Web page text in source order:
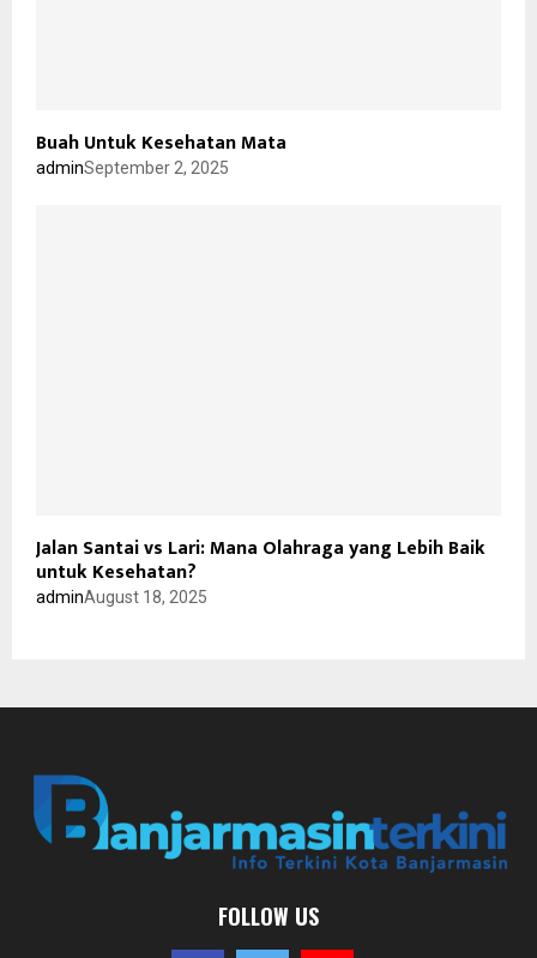
Buah Untuk Kesehatan Mata
adminSeptember 2, 2025
Jalan Santai vs Lari: Mana Olahraga yang Lebih Baik
untuk Kesehatan?
adminAugust 18, 2025
FOLLOW US